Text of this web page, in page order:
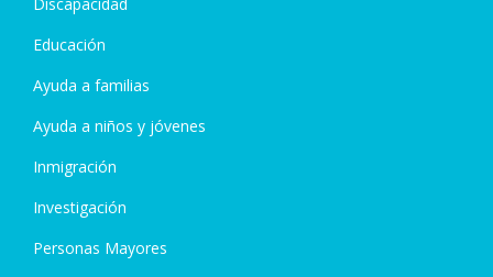
Discapacidad
Educación
Ayuda a familias
Ayuda a niños y jóvenes
Inmigración
Investigación
Personas Mayores